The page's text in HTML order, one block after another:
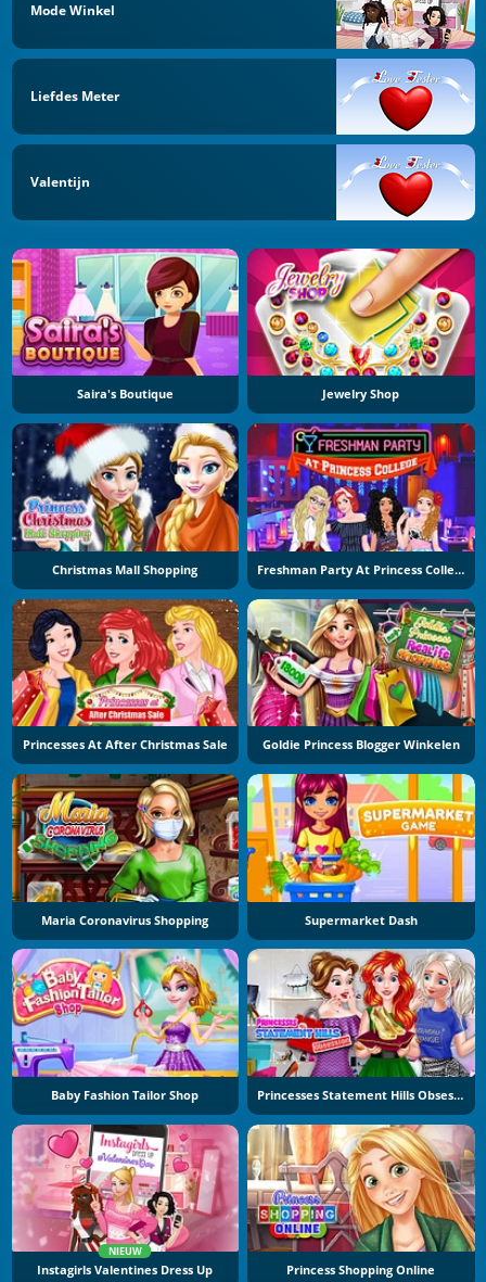
Mode Winkel
Liefdes Meter
Valentijn
Saira's Boutique Jewelry Shop
Christmas Mall Shopping Freshman Party At Princess College
Princesses At After Christmas Sale Goldie Princess Blogger Winkelen
Maria Coronavirus Shopping Supermarket Dash
Baby Fashion Tailor Shop Princesses Statement Hills Obsession
NIEUW
Instagirls Valentines Dress Up Princess Shopping Online